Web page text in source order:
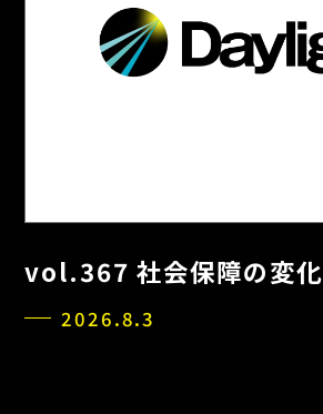
vol.367 社会保障の変化
2026.8.3